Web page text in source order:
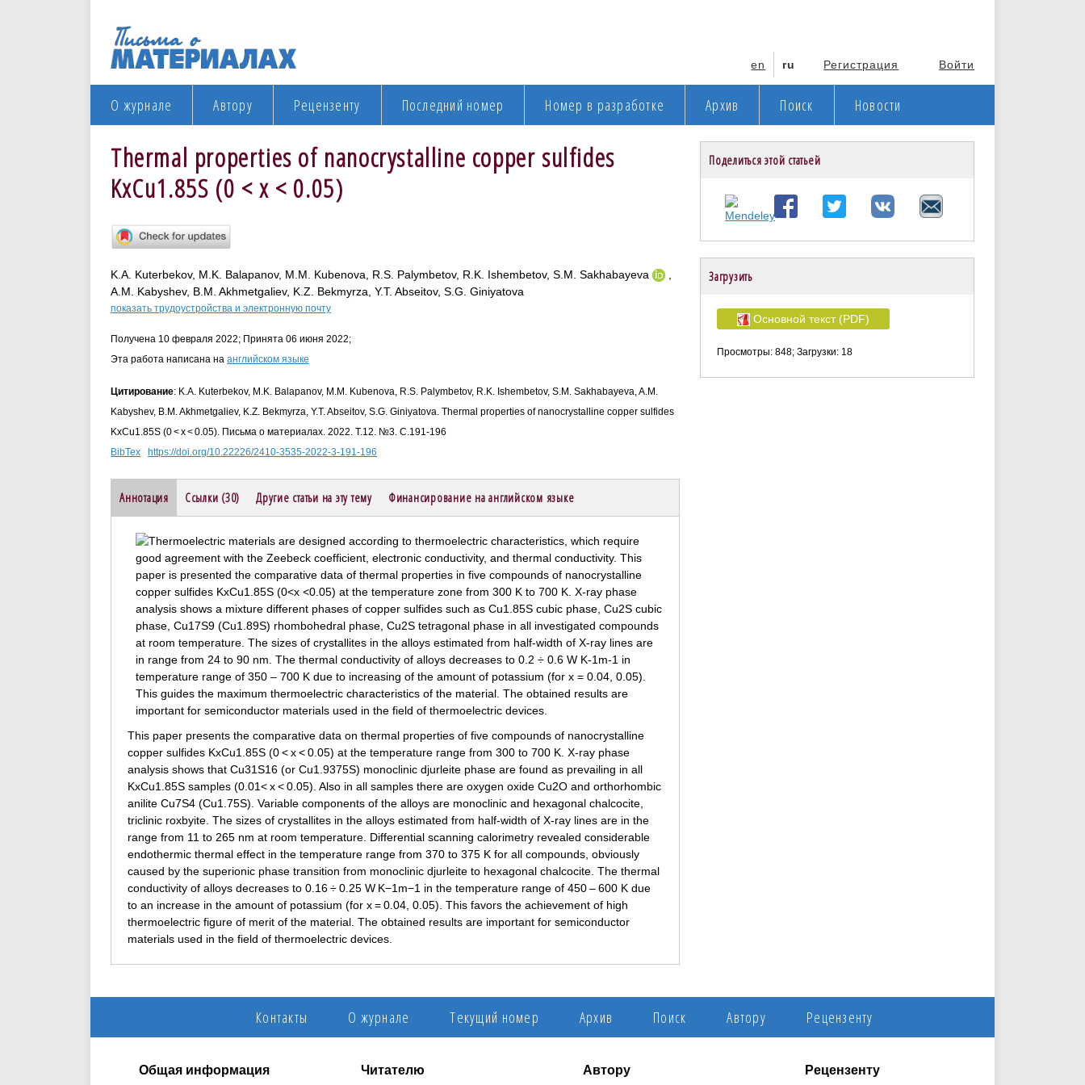
Регистрация Войти
en ru
О журнале Автору Рецензенту Последний номер Номер в разработке Архив Поиск Новости
Thermal properties of nanocrystalline copper sulfides
KxCu1.85S (0 < x < 0.05)
K.A. Kuterbekov, M.K. Balapanov, M.M. Kubenova, R.S. Palymbetov, R.K. Ishembetov, S.M. Sakhabayeva
A.M. Kabyshev, B.M. Akhmetgaliev, K.Z. Bekmyrza, Y.T. Abseitov, S.G. Giniyatova
показать трудоустройства и электронную почту
Получена 10 февраля 2022; Принята 06 июня 2022;
Эта работа написана на английском языке
Цитирование: K.A. Kuterbekov, M.K. Balapanov, M.M. Kubenova, R.S. Palymbetov, R.K. Ishembetov, S.M. Sakhabayeva, A.M.
Kabyshev, B.M. Akhmetgaliev, K.Z. Bekmyrza, Y.T. Abseitov, S.G. Giniyatova. Thermal properties of nanocrystalline copper sulfides
KxCu1.85S (0 < x < 0.05). Письма о материалах. 2022. Т.12. №3. С.191-196
BibTex
https://doi.org/10.22226/2410-3535-2022-3-191-196
Аннотация Ссылки (30) Другие статьи на эту тему Финансирование на английском языке
This paper presents the comparative data on thermal properties of five compounds of nanocrystalline
copper sulfides KxCu1.85S (0 < x < 0.05) at the temperature range from 300 to 700 K. X-ray phase
analysis shows that Cu31S16 (or Cu1.9375S) monoclinic djurleite phase are found as prevailing in all
KxCu1.85S samples (0.01< x < 0.05). Also in all samples there are oxygen oxide Cu2O and orthorhombic
anilite Cu7S4 (Cu1.75S). Variable components of the alloys are monoclinic and hexagonal chalcocite,
triclinic roxbyite. The sizes of crystallites in the alloys estimated from half-width of X-ray lines are in the
range from 11 to 265 nm at room temperature. Differential scanning calorimetry revealed considerable
endothermic thermal effect in the temperature range from 370 to 375 K for all compounds, obviously
caused by the superionic phase transition from monoclinic djurleite to hexagonal chalcocite. The thermal
conductivity of alloys decreases to 0.16 ÷ 0.25 W K−1m−1 in the temperature range of 450 – 600 K due
to an increase in the amount of potassium (for x = 0.04, 0.05). This favors the achievement of high
thermoelectric figure of merit of the material. The obtained results are important for semiconductor
materials used in the field of thermoelectric devices.
Поделиться этой статьей
Загрузить
Основной текст (PDF)
Просмотры: 848; Загрузки: 18
Контакты О журнале Текущий номер Архив Поиск Автору Рецензенту
Общая информация Читателю Автору Рецензенту